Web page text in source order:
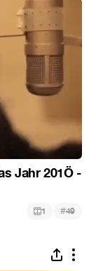
Jahr 201Ö -
1 #49